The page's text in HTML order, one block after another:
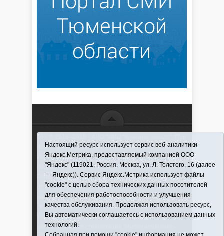
использовании материалов ссылка обязательна
Информационная лента выходит при финансовой
поддержке правительства Тюменской области
Регистрационный номер СМИ ЭЛ № ФС 77-66066
от 10.06. 2016 г. выдано Федеральной службой по
надзору в сфере связи, информационных
технологий и массовых коммуникаций.
Учредитель (соучредители) Автономная
некоммерческая организация "Информационно-
Настоящий ресурс использует сервис веб-аналитики
Яндекс.Метрика, предоставляемый компанией ООО
"Яндекс" (119021, Россия, Москва, ул. Л. Толстого, 16 (далее
— Яндекс)). Сервис Яндекс.Метрика использует файлы
"cookie" с целью сбора технических данных посетителей
для обеспечения работоспособности и улучшения
качества обслуживания. Продолжая использовать ресурс,
Вы автоматически соглашаетесь с использованием данных
технологий.